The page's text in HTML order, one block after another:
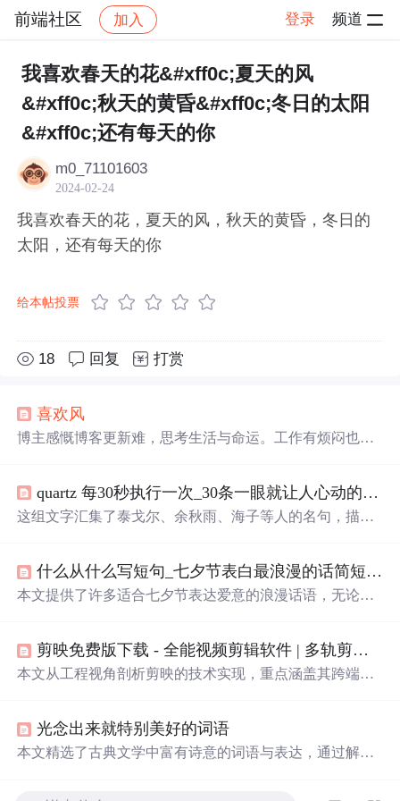
前端社区 加入 登录 频道
社区 前端社区 感慨 帖子详情
我喜欢春天的花&#xff0c;夏天的风
&#xff0c;秋天的黄昏&#xff0c;冬日的太阳
&#xff0c;还有每天的你
m0_71101603
2024-02-24
我喜欢春天的花，夏天的风，秋天的黄昏，冬日的
太阳，还有每天的你
给本帖投票
18 回复 打赏
喜欢风
博主感慨博客更新难，思考生活与命运。工作有烦闷也有
孩的情感，以及对风的喜爱，适应江城多变的天气。 quartz 每30秒执行一次_30条一眼就让人心动的文案：每一次
这组文字汇集了泰戈尔、余秋雨、海子等人的名句，描绘
世界的细腻感触，以及对人生的深刻理解。这些句子提醒
我们珍视每一个瞬间，无论是花开还是花落，都是生命中
什么从什么写短句_七夕节表白最浪漫的话简短 适合七夕表白又甜又撩情话短句...
本文提供了许多适合七夕节表达爱意的浪漫话语，无论是
剪映免费版下载 - 全能视频剪辑软件 | 多轨剪辑/4K导出
本文从工程视角剖析剪映的技术实现，重点涵盖其跨端音
功能。结合视频编解码原理与跨平台适配策略，揭示其如
何在移动端和PC端实现工作站级NLE性能。内容聚焦底层
光念出来就特别美好的词语
本文精选了古典文学中富有诗意的词语与表达，通过解析